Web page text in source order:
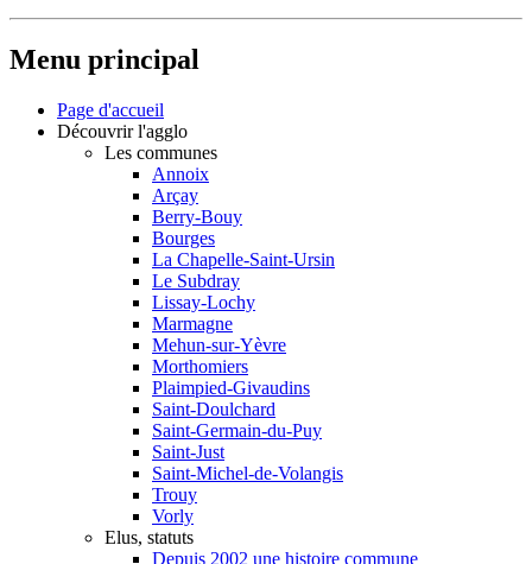
Menu principal
Page d'accueil
Découvrir l'agglo
Les communes
Annoix
Arçay
Berry-Bouy
Bourges
La Chapelle-Saint-Ursin
Le Subdray
Lissay-Lochy
Marmagne
Mehun-sur-Yèvre
Morthomiers
Plaimpied-Givaudins
Saint-Doulchard
Saint-Germain-du-Puy
Saint-Just
Saint-Michel-de-Volangis
Trouy
Vorly
Elus, statuts
Depuis 2002 une histoire commune